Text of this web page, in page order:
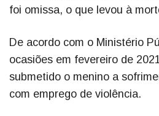
foi omissa, o que levou à
De acordo com o Ministério
ocasiões em fevereiro de
submetido o menino a
com emprego de violência.